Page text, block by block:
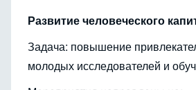
Развитие человеческого
Задача: повышение
молодых исследователей и